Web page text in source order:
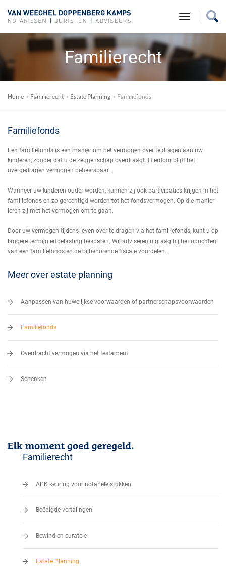
toggle
Familierecht
Home Familierecht Estate Planning Familiefonds
Familiefonds
Een familiefonds is een manier om het vermogen over te dragen aan uw
kinderen, zonder dat u de zeggenschap overdraagt. Hierdoor blijft het
overgedragen vermogen beheersbaar.
Wanneer uw kinderen ouder worden, kunnen zij ook participaties krijgen in het
familiefonds en zo gerechtigd worden tot het fondsvermogen. Op die manier
leren zij met het vermogen om te gaan.
Door uw vermogen tijdens leven over te dragen via het familiefonds, kunt u op
langere termijn erfbelasting besparen. Wij adviseren u graag bij het oprichten
van een familiefonds en de bijbehorende fiscale voordelen.
Meer over estate planning
Aanpassen van huwelijkse voorwaarden of partnerschapsvoorwaarden
Familiefonds
Overdracht vermogen via het testament
Schenken
Familierecht
APK keuring voor notariële stukken
Beëdigde vertalingen
Bewind en curatele
Estate Planning